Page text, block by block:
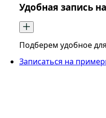
Удобная запись
Подберем удобное
Записаться на